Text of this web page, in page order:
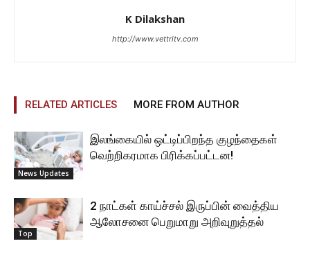
K Dilakshan
http://www.vettritv.com
RELATED ARTICLES MORE FROM AUTHOR
News Updates
இலங்கையில் ஒட்டிப்பிறந்த குழந்தைகள்
வெற்றிகரமாக பிரிக்கப்பட்டன!
Top
2 நாட்கள் காய்ச்சல் இருப்பின் வைத்திய
ஆலோசனை பெறுமாறு அறிவுறுத்தல்